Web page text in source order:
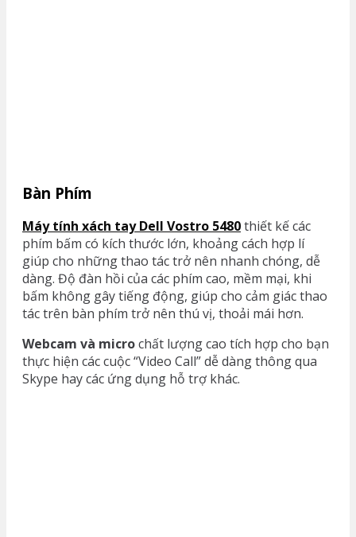
Bàn Phím
Máy tính xách tay Dell Vostro 5480thiết kế các
phím bấm có kích thước lớn, khoảng cách hợp lí
giúp cho những thao tác trở nên nhanh chóng, dễ
dàng. Độ đàn hồi của các phím cao, mềm mại, khi
bấm không gây tiếng động, giúp cho cảm giác thao
tác trên bàn phím trở nên thú vị, thoải mái hơn.
Webcam và microchất lượng cao tích hợp cho bạn
thực hiện các cuộc “Video Call” dễ dàng thông qua
Skype hay các ứng dụng hỗ trợ khác.